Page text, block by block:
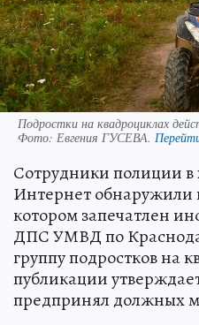
Подростки на квадроциклах
Фото: Евгения ГУСЕВА.
Сотрудники полиции в
Интернет обнаружили
котором запечатлен
ДПС УМВД по
группу подростков на
публикации
предпринял должных